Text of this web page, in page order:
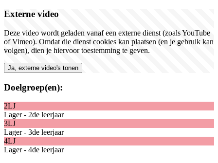
Externe video
Deze video wordt geladen vanaf een externe dienst (zoals YouTube
of Vimeo). Omdat die dienst cookies kan plaatsen (en je gebruik kan
volgen), dien je hiervoor toestemming te geven.
Ja, externe video's tonen
Doelgroep(en):
2LJ
Lager - 2de leerjaar
3LJ
Lager - 3de leerjaar
4LJ
Lager - 4de leerjaar